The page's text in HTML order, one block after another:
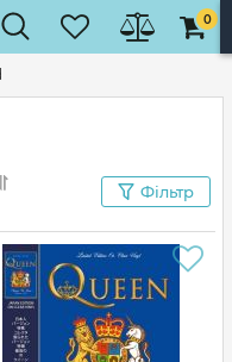
0
Фільтр